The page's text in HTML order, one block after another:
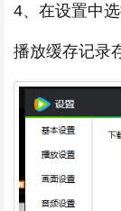
4、在设置中
播放缓存记录